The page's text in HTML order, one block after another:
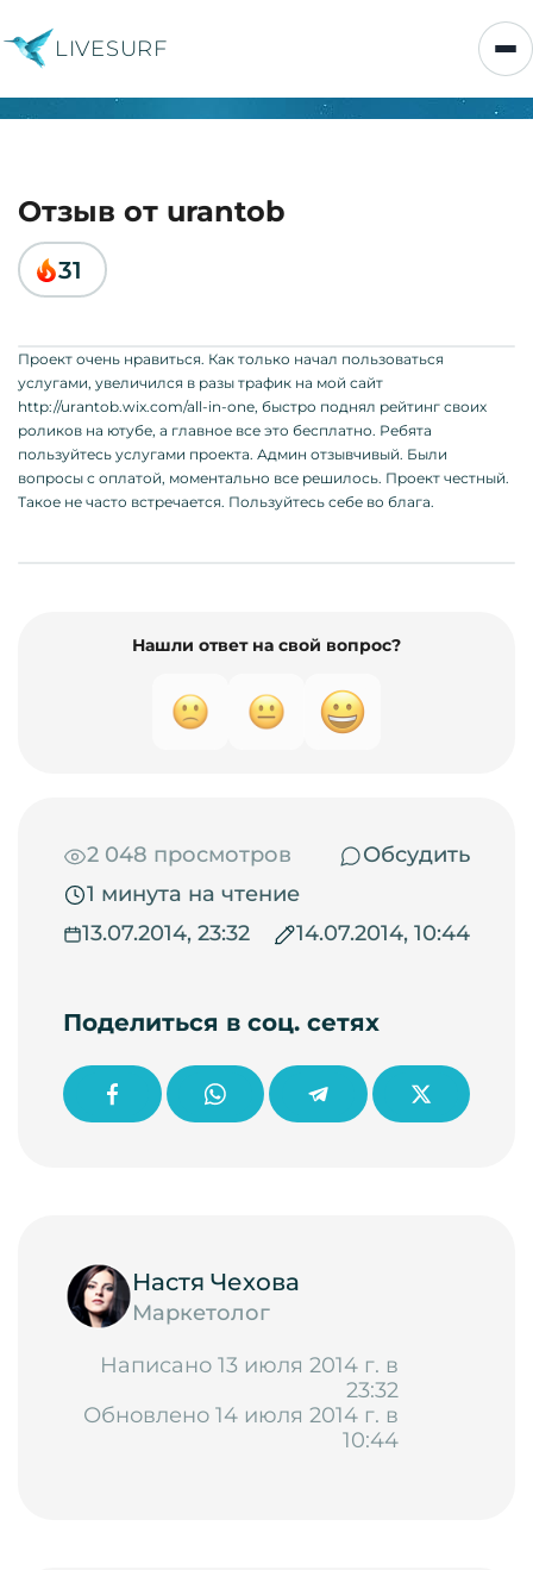
LIVESURF
Отзыв от urantob
31
Проект очень нравиться. Как только начал пользоваться
услугами, увеличился в разы трафик на мой сайт
http://urantob.wix.com/all-in-one, быстро поднял рейтинг своих
роликов на ютубе, а главное все это бесплатно. Ребята
пользуйтесь услугами проекта. Админ отзывчивый. Были
вопросы с оплатой, моментально все решилось. Проект честный.
Такое не часто встречается. Пользуйтесь себе во блага.
Нашли ответ на свой вопрос?
2 048 просмотров
Обсудить
1 минута на чтение
13.07.2014, 23:32
14.07.2014, 10:44
Поделиться в соц. сетях
Настя Чехова
Маркетолог
Написано 13 июля 2014 г. в
23:32
Обновлено 14 июля 2014 г. в
10:44